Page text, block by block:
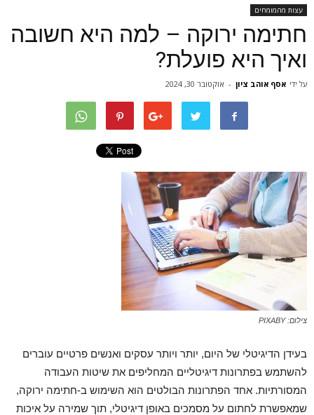
עצות מהמומחים
חתימה ירוקה – למה היא חשובה
ואיך היא פועלת?
על ידי אסף אוהב ציון - אוקטובר 30, 2024
צילום: PIXABY
בעידן הדיגיטלי של היום, יותר ויותר עסקים ואנשים פרטיים עוברים
להשתמש בפתרונות דיגיטליים המחליפים את שיטות העבודה
המסורתיות. אחד הפתרונות הבולטים הוא השימוש ב-חתימה ירוקה,
שמאפשרת לחתום על מסמכים באופן דיגיטלי, תוך שמירה על איכות